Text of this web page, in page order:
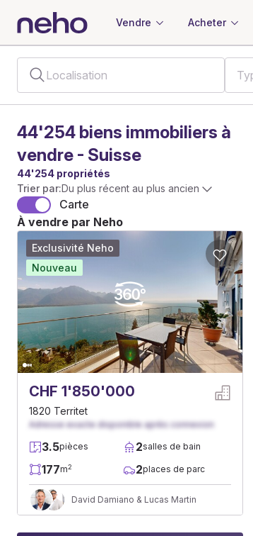
Vendre Acheter
44'254 biens immobiliers à
vendre - Suisse
44'254 propriétés
Trier par:Du plus récent au plus ancien
Carte
À vendre par Neho
CHF 1'850'000
1820 Territet
Adresse exacte disponible après connexion
3.5pièces 2salles de bain
177m2 2places de parc
David Damiano & Lucas Martin
Exclusivité Neho
Nouveau